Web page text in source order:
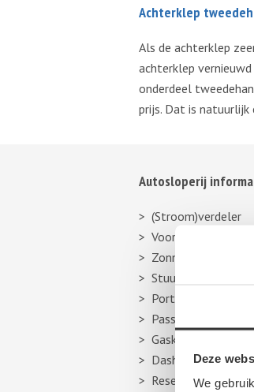
Deze
We
Achterklep
Als de achterklep
achterklep
onderdeel
prijs. Dat is natuurlijk
Autosloperij
(Stroom)verdeler
Voorbumper
Zonneklep
Stuurhuishoes
Portier
Passagiersstoel
Gasklep
Dashboard
Reservewiel,